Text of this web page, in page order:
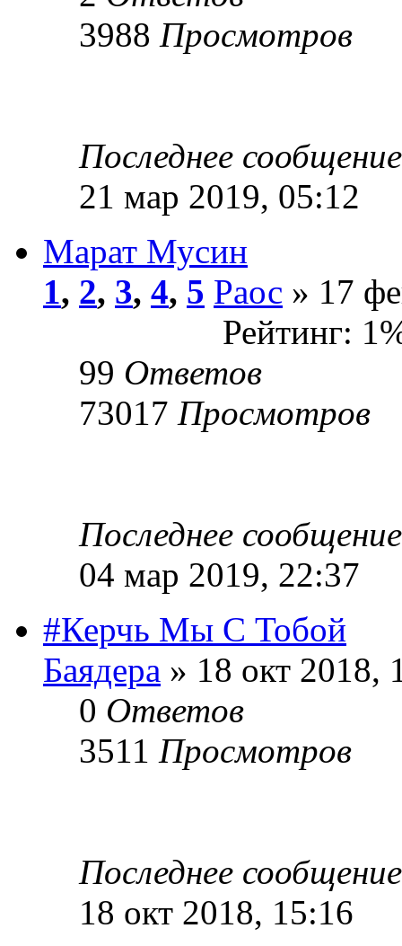
3988 Просмотров
Последнее
21 мар 2019, 05:12
Марат Мусин
1, 2, 3, 4, 5 Раос » 17
Рейтинг:
99 Ответов
73017 Просмотров
Последнее
04 мар 2019, 22:37
#Керчь Мы С Тобой
Баядера » 18 окт 2018,
0 Ответов
3511 Просмотров
Последнее
18 окт 2018, 15:16